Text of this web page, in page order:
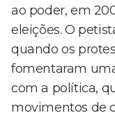
ao poder, em
eleições. O
quando os
fomentaram
com a política,
movimentos de